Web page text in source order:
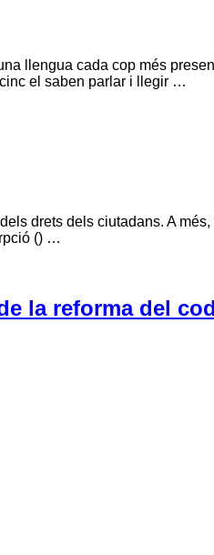
llengua cada cop més
el saben parlar i llegir …
drets dels ciutadans. A
() …
la reforma del